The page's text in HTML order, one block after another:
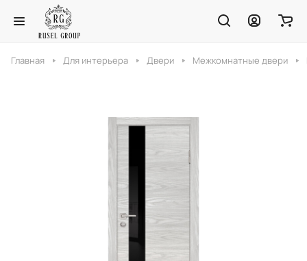
Главная Для интерьера Двери Межкомнатные двери